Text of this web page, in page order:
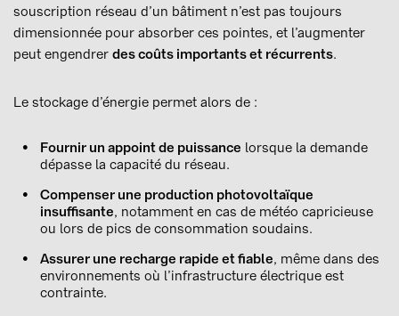
souscription réseau d’un bâtiment n’est pas toujours
dimensionnée pour absorber ces pointes, et l’augmenter
peut engendrer des coûts importants et récurrents.
Le stockage d’énergie permet alors de :
Fournir un appoint de puissance lorsque la demande
dépasse la capacité du réseau.
Compenser une production photovoltaïque
insuffisante, notamment en cas de météo capricieuse
ou lors de pics de consommation soudains.
Assurer une recharge rapide et fiable, même dans des
environnements où l’infrastructure électrique est
contrainte.